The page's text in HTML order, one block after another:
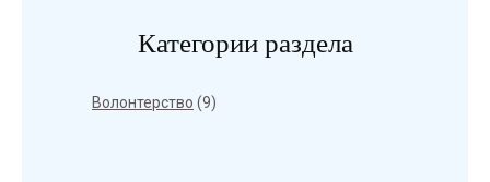
Категории раздела
Волонтерство (9)